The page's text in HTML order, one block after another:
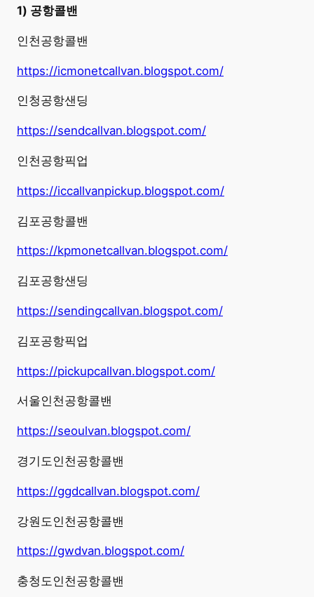
1) 공항콜밴
인천공항콜밴
https://icmonetcallvan.blogspot.com/
인청공항샌딩
https://sendcallvan.blogspot.com/
인천공항픽업
https://iccallvanpickup.blogspot.com/
김포공항콜밴
https://kpmonetcallvan.blogspot.com/
김포공항샌딩
https://sendingcallvan.blogspot.com/
김포공항픽업
https://pickupcallvan.blogspot.com/
서울인천공항콜밴
https://seoulvan.blogspot.com/
경기도인천공항콜밴
https://ggdcallvan.blogspot.com/
강원도인천공항콜밴
https://gwdvan.blogspot.com/
충청도인천공항콜밴